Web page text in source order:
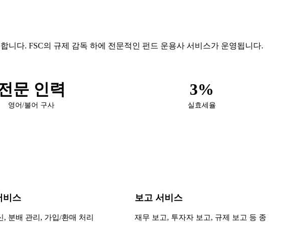
니다. FSC의 규제 감독 하에 전문적인 펀드 운용사 서비스가 운영됩니다.
문 인력
영어/불어 구사
3%
실효세율
비스
, 분배 관리, 가입/환매 처리
보고 서비스
재무 보고, 투자자 보고, 규제 보고 등 종